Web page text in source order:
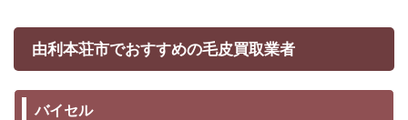
由利本荘市でおすすめの毛皮買取業者
バイセル